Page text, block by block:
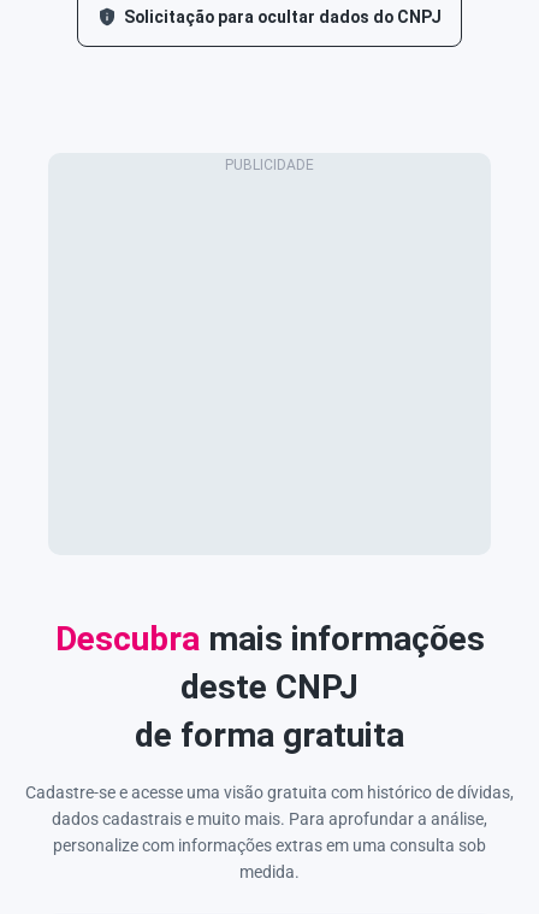
Solicitação para ocultar dados do CNPJ
Descubra mais informações
deste CNPJ
de forma gratuita
Cadastre-se e acesse uma visão gratuita com histórico de dívidas,
dados cadastrais e muito mais. Para aprofundar a análise,
personalize com informações extras em uma consulta sob
medida.